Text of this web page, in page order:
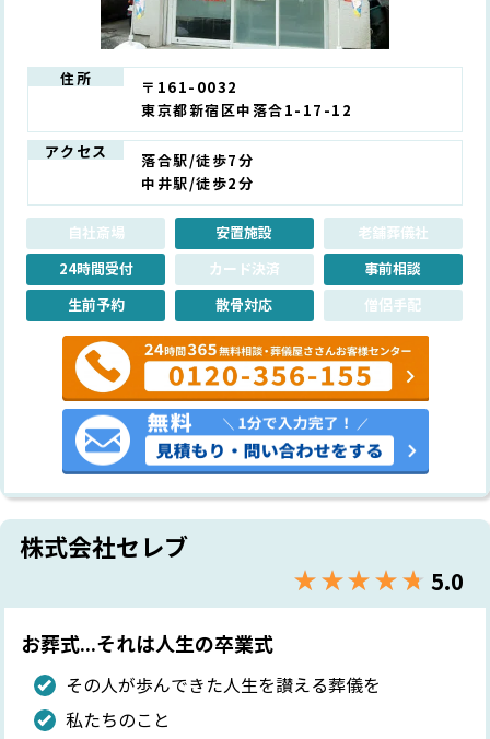
住所
〒161-0032
東京都新宿区中落合1-17-12
アクセス
落合駅/徒歩7分
中井駅/徒歩2分
自社斎場 安置施設
老舗葬儀社
24時間受付
カード決済
事前相談
生前予約
散骨対応 僧侶手配
株式会社セレブ
★★★★★
☆☆☆☆☆ 5.0
お葬式...それは人生の卒業式
その人が歩んできた人生を讃える葬儀を
私たちのこと